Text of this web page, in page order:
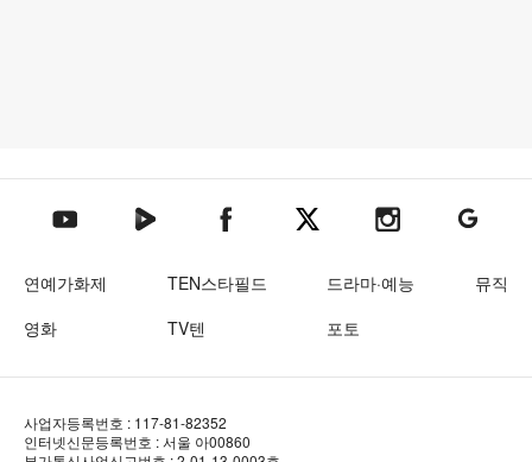
텐아시아 유튜브텐아시아 네이버TV텐아시아 페이스북텐아시아 엑스텐아시아 인스타그램
텐아시아
연예가화제 TEN스타필드 드라마·예능
뮤직
영화
TV텐 포토
사업자등록번호 : 117-81-82352
인터넷신문등록번호 : 서울 아00860